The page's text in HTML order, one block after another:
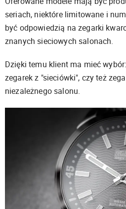
seriach, niektóre limitowane i
być odpowiedzią na zegarki
znanych sieciowych salonach.
Dzięki temu klient ma mieć
zegarek z "sieciówki", czy też
niezależnego salonu.